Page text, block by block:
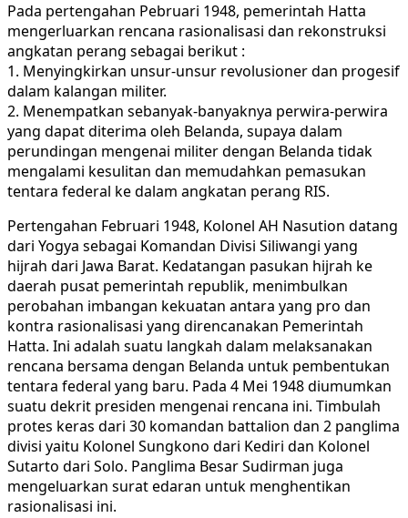
Pada pertengahan Pebruari 1948, pemerintah Hatta
mengerluarkan rencana rasionalisasi dan rekonstruksi
angkatan perang sebagai berikut :
1. Menyingkirkan unsur-unsur revolusioner dan progesif
dalam kalangan militer.
2. Menempatkan sebanyak-banyaknya perwira-perwira
yang dapat diterima oleh Belanda, supaya dalam
perundingan mengenai militer dengan Belanda tidak
mengalami kesulitan dan memudahkan pemasukan
tentara federal ke dalam angkatan perang RIS.
Pertengahan Februari 1948, Kolonel AH Nasution datang
dari Yogya sebagai Komandan Divisi Siliwangi yang
hijrah dari Jawa Barat. Kedatangan pasukan hijrah ke
daerah pusat pemerintah republik, menimbulkan
perobahan imbangan kekuatan antara yang pro dan
kontra rasionalisasi yang direncanakan Pemerintah
Hatta. Ini adalah suatu langkah dalam melaksanakan
rencana bersama dengan Belanda untuk pembentukan
tentara federal yang baru. Pada 4 Mei 1948 diumumkan
suatu dekrit presiden mengenai rencana ini. Timbulah
protes keras dari 30 komandan battalion dan 2 panglima
divisi yaitu Kolonel Sungkono dari Kediri dan Kolonel
Sutarto dari Solo. Panglima Besar Sudirman juga
mengeluarkan surat edaran untuk menghentikan
rasionalisasi ini.